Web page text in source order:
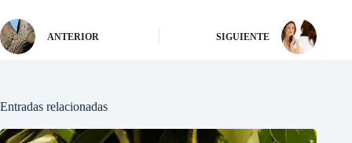
ANTERIOR SIGUIENTE
Entradas relacionadas